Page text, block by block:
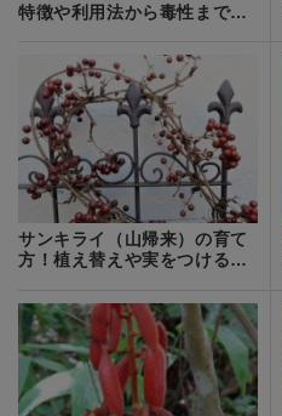
特徴や利用法から毒性までを
サンキライ（山帰来）の育て
方！植え替えや実をつけるコ